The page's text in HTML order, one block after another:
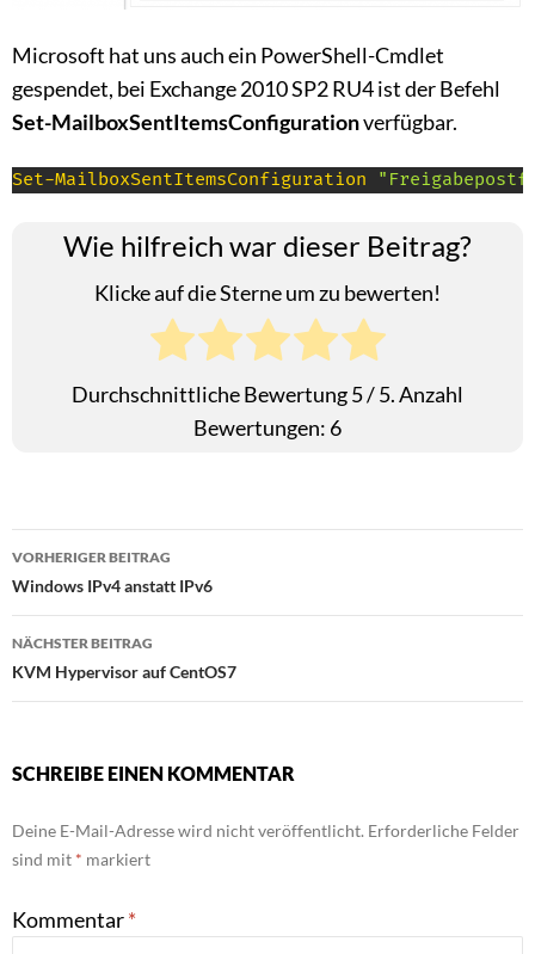
Microsoft hat uns auch ein PowerShell-Cmdlet
gespendet, bei Exchange 2010 SP2 RU4 ist der Befehl
Set-MailboxSentItemsConfigurationverfügbar.
Set-MailboxSentItemsConfiguration
Wie hilfreich war dieser Beitrag?
Klicke auf die Sterne um zu bewerten!
Durchschnittliche Bewertung5/ 5. Anzahl
Bewertungen: 6
Beitragsnavigation
VORHERIGER BEITRAG
Windows IPv4 anstatt IPv6
NÄCHSTER BEITRAG
KVM Hypervisor auf CentOS7
SCHREIBE EINEN KOMMENTAR
Deine E-Mail-Adresse wird nicht veröffentlicht. Erforderliche Felder
sind mit * markiert
Kommentar*